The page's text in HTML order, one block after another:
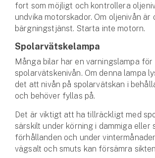
fort som möjligt och kontrollera
undvika motorskador. Om oljenivån är
bärgningstjänst. Starta inte motorn.
Spolarvätskelampa
Många bilar har en varningslampa för
spolarvätskenivån. Om denna lampa
det att nivån på spolarvätskan i
och behöver fyllas på.
Det är viktigt att ha tillräckligt med
särskilt under körning i dammiga eller
förhållanden och under
vägsalt och smuts kan försämra